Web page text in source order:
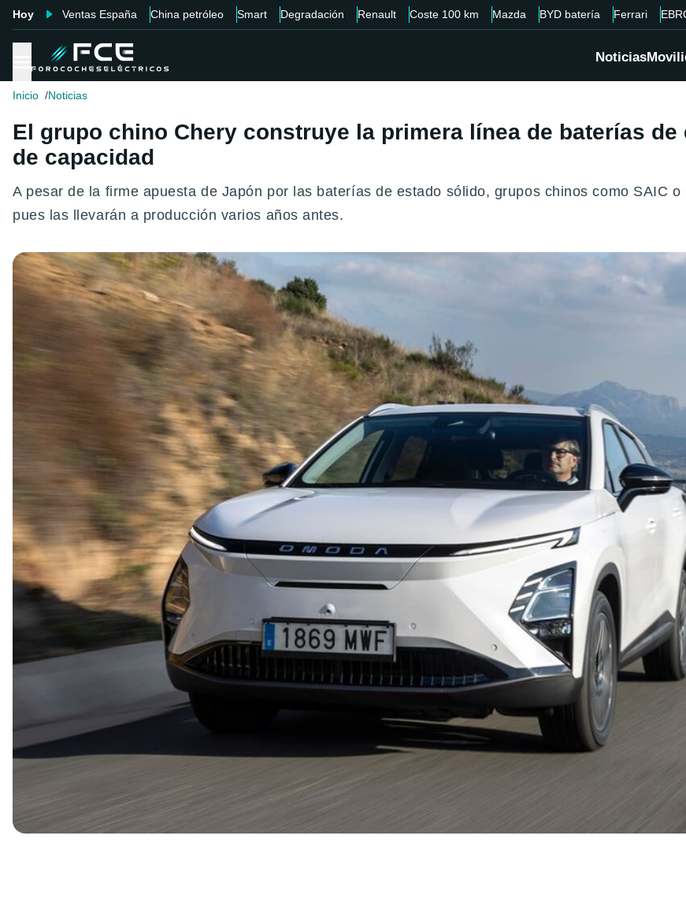
Hoy Ventas España China petróleo Smart Degradación Renault Coste 100 km Mazda BYD batería Ferrari
Noticias
Inicio Noticias
El grupo chino Chery construye la primera línea de baterías
de capacidad
A pesar de la firme apuesta de Japón por las baterías de estado sólido, grupos chinos como SAIC
pues las llevarán a producción varios años antes.